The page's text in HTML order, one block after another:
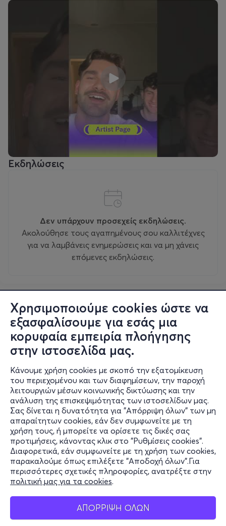
Χρησιμοποιούμε cookies ώστε να
εξασφαλίσουμε για εσάς μια
κορυφαία εμπειρία πλοήγησης
στην ιστοσελίδα μας.
Κάνουμε χρήση cookies με σκοπό την εξατομίκευση
του περιεχομένου και των διαφημίσεων, την παροχή
λειτουργιών μέσων κοινωνικής δικτύωσης και την
ανάλυση της επισκεψιμότητας των ιστοσελίδων μας.
Σας δίνεται η δυνατότητα για "Απόρριψη όλων" των μη
απαραίτητων cookies, εάν δεν συμφωνείτε με τη
χρήση τους, ή μπορείτε να ορίσετε τις δικές σας
προτιμήσεις, κάνοντας κλικ στο "Ρυθμίσεις cookies".
Διαφορετικά, εάν συμφωνείτε με τη χρήση των cookies,
παρακαλούμε όπως επιλέξετε "Αποδοχή όλων".Για
περισσότερες σχετικές πληροφορίες, ανατρέξτε στην
πολιτική μας για τα cookies.
ΑΠΟΡΡΙΨΗ ΟΛΩΝ
Εκδηλώσεις
Δεν υπάρχουν προσεχείς εκδηλώσεις.
Ακολούθησε τους αγαπημένους σου καλλιτέχνες
για να λαμβάνεις ενημερώσεις και να μη χάνεις
επόμενες εκδηλώσεις.
Πληροφορίες
Υποστήριξη
Stay Connected
Mobile app